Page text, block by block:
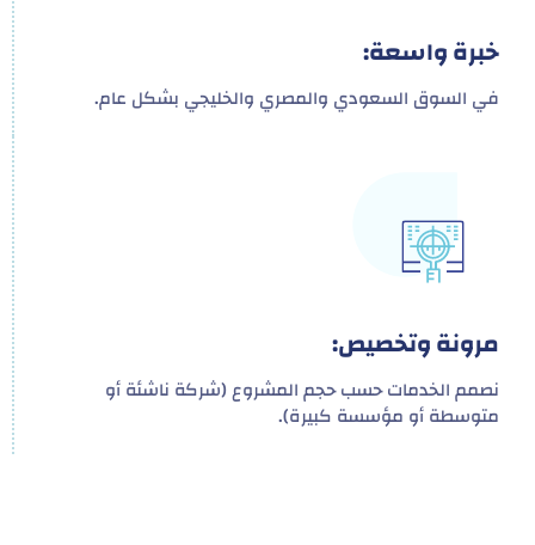
خبرة واسعة:
في السوق السعودي والمصري والخليجي بشكل عام.
مرونة وتخصيص:
نصمم الخدمات حسب حجم المشروع (شركة ناشئة أو
متوسطة أو مؤسسة كبيرة).